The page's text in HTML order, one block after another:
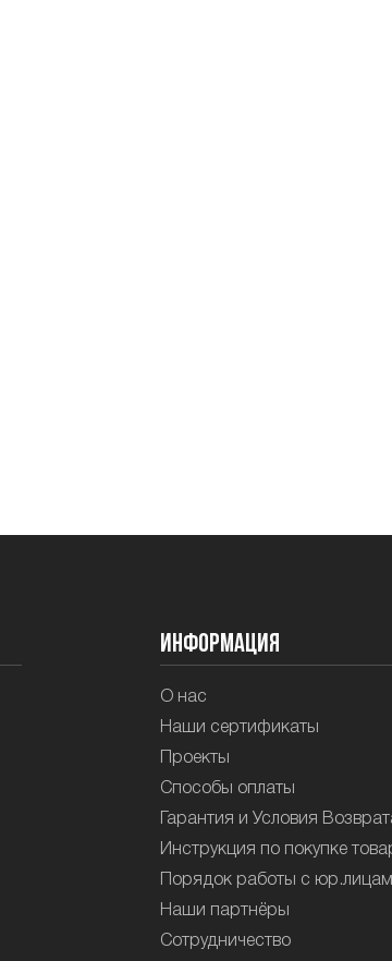
Информация
О нас
Наши сертификаты
Проекты
Способы оплаты
Гарантия и Условия
Инструкция по покупке
Порядок работы с
Наши партнёры
Сотрудничество